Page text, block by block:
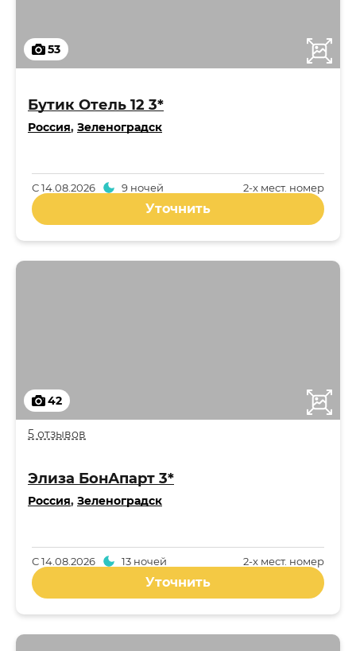
53
Бутик Отель 12 3*
Россия, Зеленоградск
2-x мест. номер
С14.08.2026 9 ночей
Уточнить
42
5 отзывов
Элиза БонАпарт 3*
Россия, Зеленоградск
2-x мест. номер
С14.08.2026 13 ночей
Уточнить